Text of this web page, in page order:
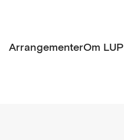
ArrangementerOm LUP